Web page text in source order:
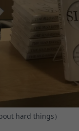
hard things）